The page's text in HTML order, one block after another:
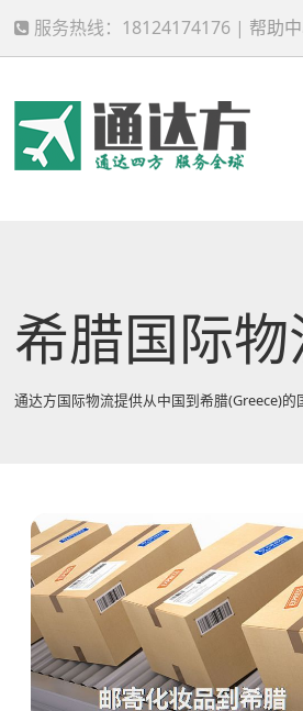
服务热线：18124174176 | 帮助
希腊国际
通达方国际物流提供从中国到希腊(Greece)